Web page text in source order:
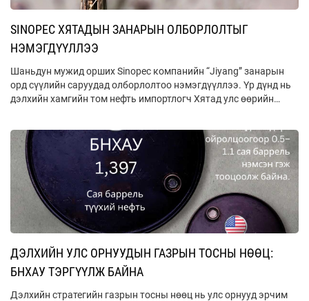
SINOPEC ХЯТАДЫН ЗАНАРЫН ОЛБОРЛОЛТЫГ
НЭМЭГДҮҮЛЛЭЭ
Шаньдун мужид орших Sinopec компанийн “Jiyang” занарын
орд сүүлийн саруудад олборлолтоо нэмэгдүүллээ. Үр дүнд нь
дэлхийн хамгийн том нефть импортлогч Хятад улс өөрийн
ДЭЛХИЙН УЛС ОРНУУДЫН ГАЗРЫН ТОСНЫ НӨӨЦ:
БНХАУ ТЭРГҮҮЛЖ БАЙНА
Дэлхийн стратегийн газрын тосны нөөц нь улс орнууд эрчим